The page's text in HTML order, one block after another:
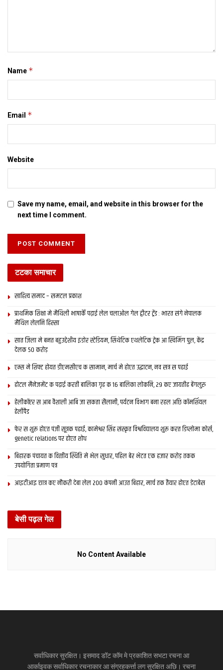
Name *
Email *
Website
Save my name, email, and website in this browser for the
next time I comment.
टटका समाचार
साहित्य समाद – समटल प्रकाश
प्राथमिक शि‍क्षा मे मैथि‍ली भाषाकेँ पढ़ाई लेल चलाओल गेल ट्वीटर ट्रेंड : भारत संगे नेपालक
मैथिल लेलनि हिस्सा
सात जिला मे बनत बहुउद्देशीय इंडोर स्‍टेडि‍यम, सिंथेटिक एथलेटिक ट्रेक आ स्विमिंग पुल, केंद्र
देलक 50 करोड़
एम्स मे शिफ्ट होयत डीएमसीएच क सामान, मार्च मे होएत उद्घाटन, नव सत्र स पढाई
होटल मैनेजमेंट क पढ़ाई करती बालिका गृह क 16 बालिका लोकनि, 29 कए जायतीह बेंगलुरु
हेलीकॉप्टर स आब वैशाली आबि जा सकता सैलानी, पर्यटन विभाग बना रहल अछि कॉमर्शियल
हेलीपैड
फेर स शुरू होएत पंजी सूत्रक पढाई, कामेश्वर सिंह संस्कृत विश्वविद्यालय शुरू करत डिप्लोमा कोर्स,
genetic relations पर होएत शोध
बिहारक पंचायत क वित्‍तीय स्थिति मे भेल सुधार, पहिल बेर भेटत एक हजार करोड़ तकक
उपयोगिता प्रमाण पत्र
आइटीआइ छात्र कए नौकरी देबा लेल 200 कंपनी आउत बिहार, मार्च तक तैयार होएत डेटाबेस
बेसी पढ़ल गेल
No Content Available
सर्वाधिकार सुरक्षित। इसमाद डॉट कॉम मे प्रकाशित सभटा रचना आ
आर्काइवक सर्वाधिकार रचनाकार आ संग्रहकर्त्ता लग सुरक्षित अछि। रचना